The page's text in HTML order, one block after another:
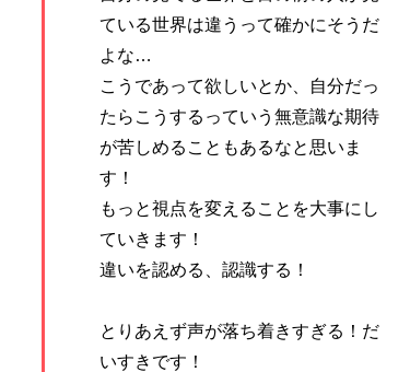
ている世界は違うって確かにそうだ
よな…
こうであって欲しいとか、自分だっ
たらこうするっていう無意識な期待
が苦しめることもあるなと思いま
す！
もっと視点を変えることを大事にし
ていきます！
違いを認める、認識する！
とりあえず声が落ち着きすぎる！だ
いすきです！